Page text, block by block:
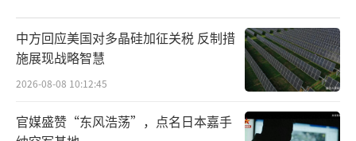
迅速要塞化、军事化。据日媒爆料，早在2021
年，自卫队就制定了“台海有事”时依托西南
诸岛军事据点作战的行动预案，包含“闪电
战”“两栖作战”“火力压制与封锁”等三
套“夺岛”用兵方案，狼子野心昭然若揭。
中方回应美国对多晶硅加征关税 反制措
施展现战略智慧
2026-08-08 10:12:45
官媒盛赞“东风浩荡”，点名日本嘉手